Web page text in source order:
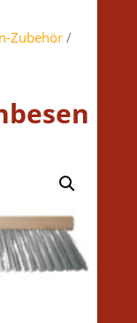
Zubehör/